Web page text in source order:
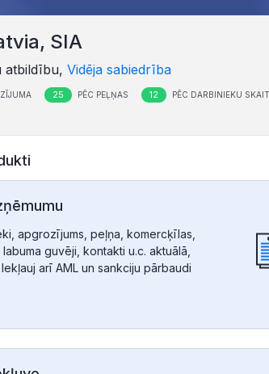
SIA
atbildību, Vidēja sabiedrība
25 PĒC PEĻŅAS 12 PĒC DARBINIEKU
apgrozījums, peļņa, komercķīlas,
guvēji, kontakti u.c. aktuālā,
arī AML un sankciju pārbaudi